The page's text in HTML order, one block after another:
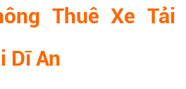
Thuê Xe Tải
Dĩ An